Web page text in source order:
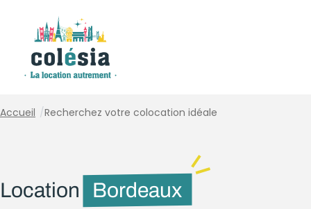
Accueil /Recherchez votre colocation idéale
Location
Bordeaux